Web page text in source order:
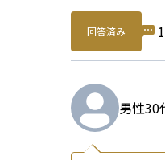
回答済み 1
男性30